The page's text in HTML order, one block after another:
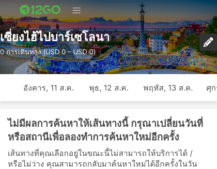
เซี่ยงไฮ้ไปบาร์เซโลนา
0 การเดินทาง (USD 0 – USD 0)
อังคาร, 11 ส.ค. พุธ, 12 ส.ค. พฤหัส, 13 ส.ค. ศุ
ไม่มีผลการค้นหาให้เส้นทางนี้ กรุณาเปลี่ยนวันที่
หรือสถานีเพื่อลองทำการค้นหาใหม่อีกครั้ง
เส้นทางที่คุณเลือกอยู่ในขณะนี้ไม่สามารถให้บริการได้ /
หรือไม่ว่าง คุณสามารถกลับมาค้นหาใหม่ได้อีกครั้งในวัน